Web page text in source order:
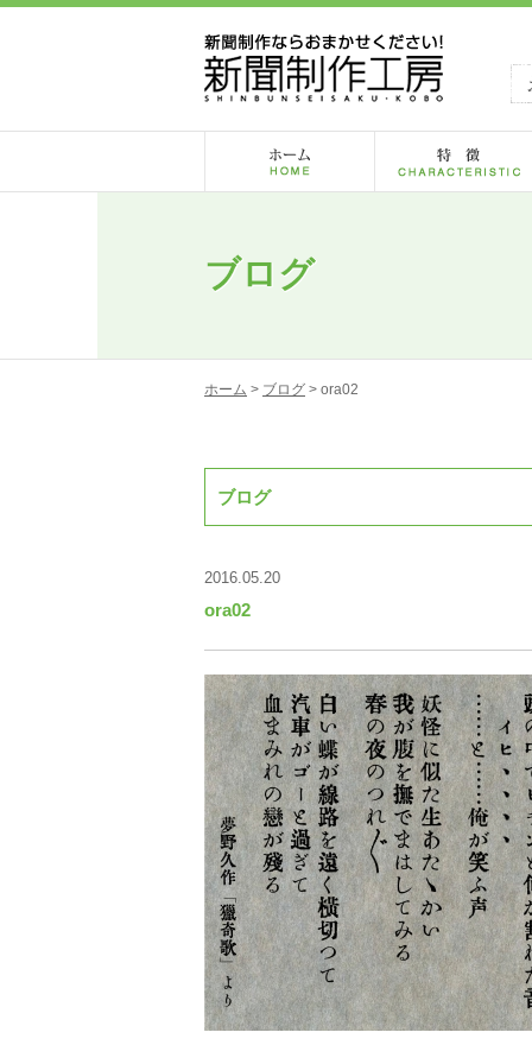
ブログ
ホーム > ブログ > ora02
ブログ
2016.05.20
ora02